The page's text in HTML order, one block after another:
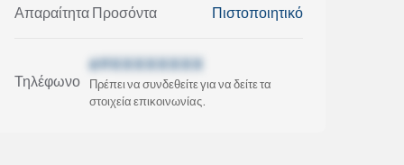
Απαραίτητα Προσόντα Πιστοποιητικό
Τηλέφωνο
69XXXXXXXX
Πρέπει να συνδεθείτε για να δείτε τα
στοιχεία επικοινωνίας.